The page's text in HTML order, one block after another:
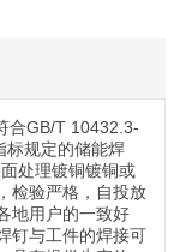
合GB/T 10432.3-
规定的储能焊
面处理镀铜镀铜或
检验严格，自投放
地用户的一致好
焊钉与工件的焊接可